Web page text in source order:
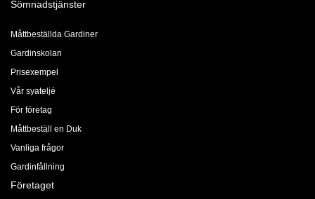
Sömnadstjänster
Måttbeställda Gardiner
Gardinskolan
Prisexempel
Vår syateljé
För företag
Måttbeställ en Duk
Vanliga frågor
Gardinfållning
Företaget